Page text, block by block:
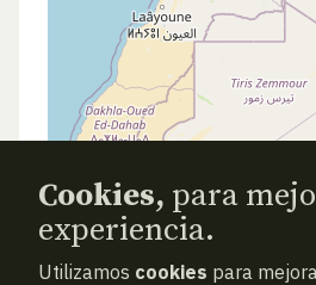
Cookies, para
experiencia.
Utilizamos cookies para